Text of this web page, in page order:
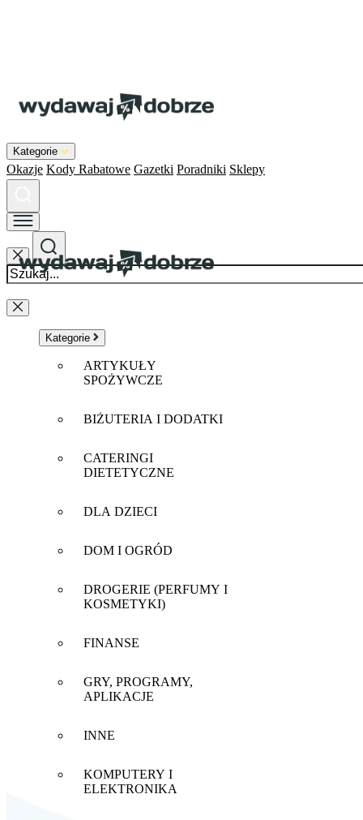
Kategorie
Okazje Kody Rabatowe Gazetki Poradniki Sklepy
Kategorie
ARTYKUŁY
SPOŻYWCZE
BIŻUTERIA I DODATKI
CATERINGI
DIETETYCZNE
DLA DZIECI
DOM I OGRÓD
DROGERIE (PERFUMY I
KOSMETYKI)
FINANSE
GRY, PROGRAMY,
APLIKACJE
INNE
KOMPUTERY I
ELEKTRONIKA